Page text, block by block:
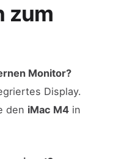
zum
Monitor?
Display.
den iMac M4 in